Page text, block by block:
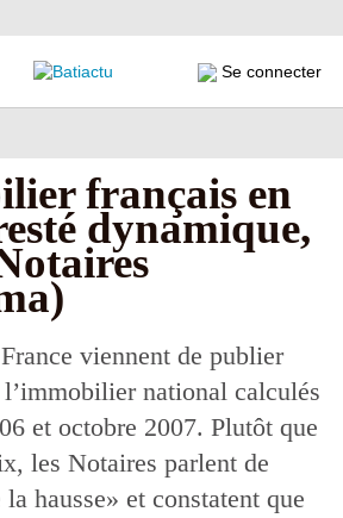
Se connecter
français en
dynamique,
viennent de publier
national calculés
et octobre 2007. Plutôt que
les Notaires parlent de
hausse» et constatent que